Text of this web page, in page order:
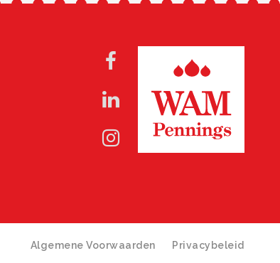
Algemene Voorwaarden Privacybeleid